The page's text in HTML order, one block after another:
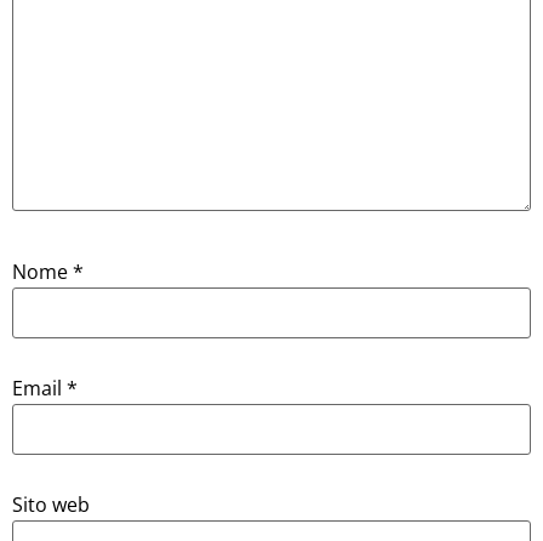
Nome*
Email *
Sito web